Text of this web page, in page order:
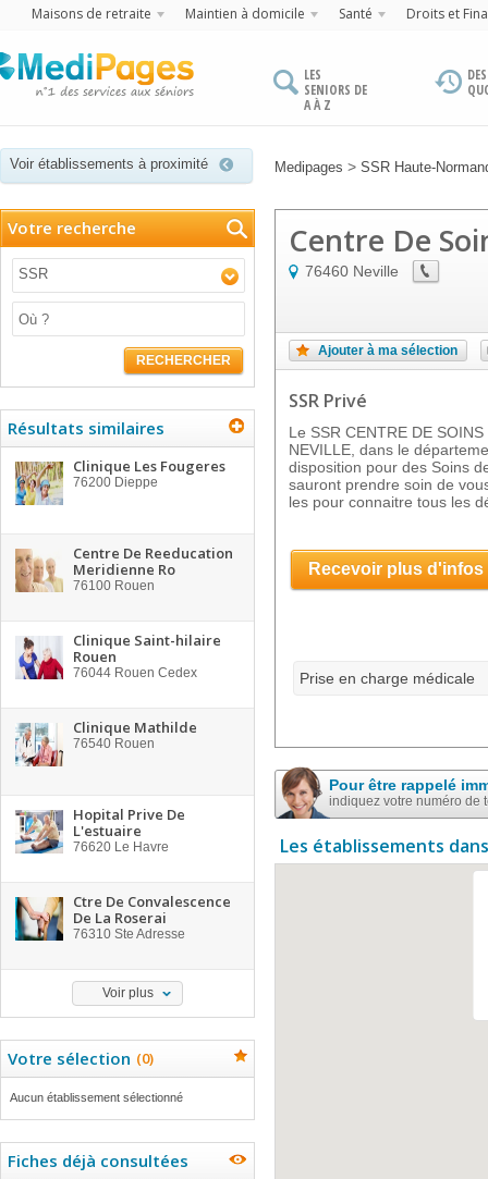
Maisons de retraite Maintien à domicile Santé Droits et
LES
SENIORS DE
A À Z
Voir établissements à proximité Medipages > SSR Haute-
Votre recherche
SSR
RECHERCHER
Résultats similaires
Clinique Les Fougeres
76200 Dieppe
Centre De Reeducation
Meridienne Ro
76100 Rouen
Clinique Saint-hilaire
Rouen
76044 Rouen Cedex
Clinique Mathilde
76540 Rouen
Hopital Prive De
L'estuaire
76620 Le Havre
Ctre De Convalescence
De La Roserai
76310 Ste Adresse
Voir plus
Votre sélection (0)
Aucun établissement sélectionné
Fiches déjà consultées
Centre De
76460 Neville
Ajouter à ma sélection
SSR Privé
Le SSR CENTRE DE
NEVILLE, dans le
disposition pour des Soins
sauront prendre soin de
les pour connaitre tous les
Recevoir plus d'infos
Prise en charge médicale
Pour être rappelé
indiquez votre numéro de
Les établissements